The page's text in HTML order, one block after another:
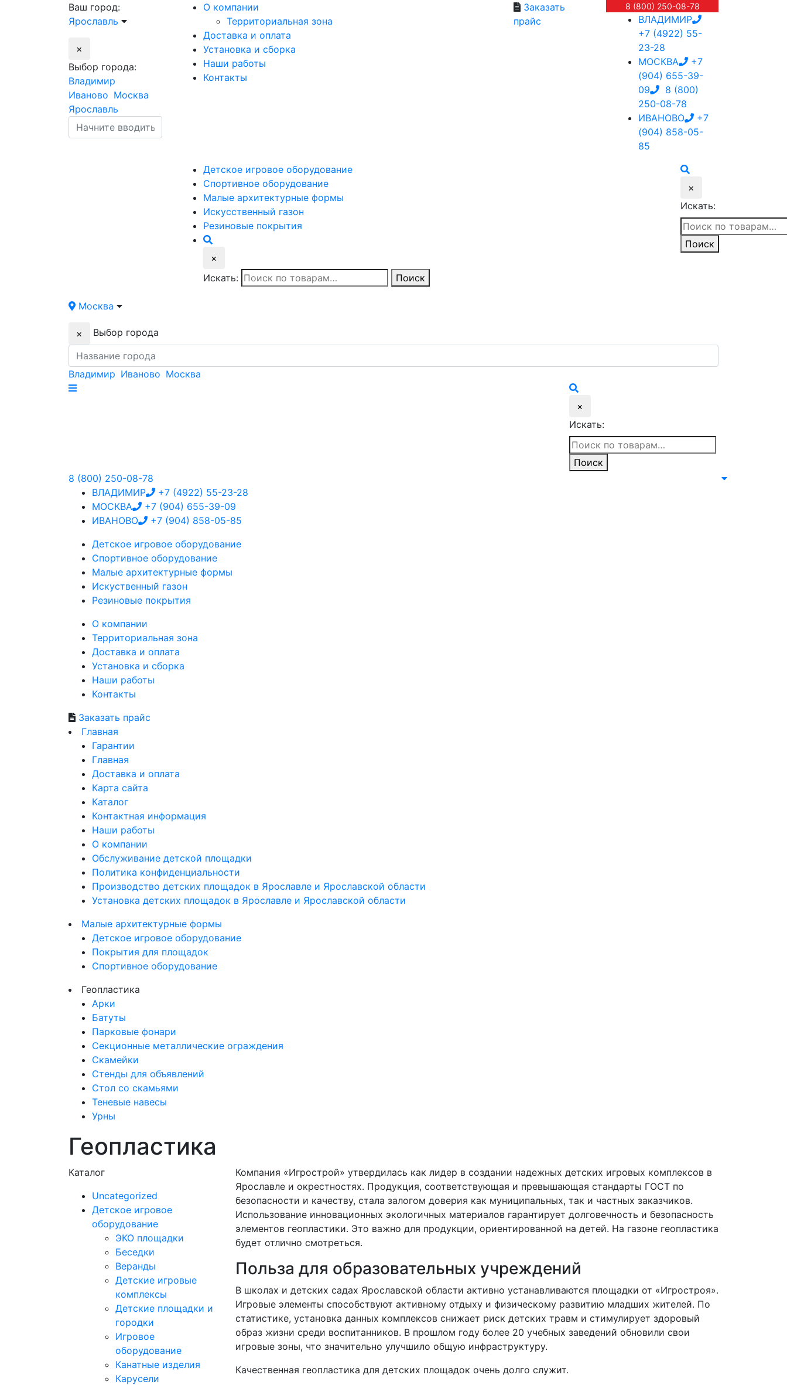
Ваш город:
Ярославль
×
Выбор города:
Владимир
Иваново Москва
Ярославль
О компании
Территориальная зона
Доставка и оплата
Установка и сборка
Наши работы
Контакты
Заказать
прайс
8 (800) 250-08-78
ВЛАДИМИР
+7 (4922) 55-
23-28
МОСКВА
+7
(904) 655-39-
09
8 (800)
250-08-78
ИВАНОВО
+7
(904) 858-05-
85
Детское игровое оборудование
Спортивное оборудование
Малые архитектурные формы
Искусственный газон
Резиновые покрытия
×
Искать:
Поиск
×
Искать:
Поиск
Москва
× Выбор города
Владимир Иваново Москва
×
Искать:
Поиск
8 (800) 250-08-78
ВЛАДИМИР
+7 (4922) 55-23-28
МОСКВА
+7 (904) 655-39-09
ИВАНОВО
+7 (904) 858-05-85
Детское игровое оборудование
Спортивное оборудование
Малые архитектурные формы
Искуственный газон
Резиновые покрытия
О компании
Территориальная зона
Доставка и оплата
Установка и сборка
Наши работы
Контакты
Заказать прайс
Главная
Гарантии
Главная
Доставка и оплата
Карта сайта
Каталог
Контактная информация
Наши работы
О компании
Обслуживание детской площадки
Политика конфиденциальности
Производство детских площадок в Ярославле и Ярославской области
Установка детских площадок в Ярославле и Ярославской области
Малые архитектурные формы
Детское игровое оборудование
Покрытия для площадок
Спортивное оборудование
Геопластика
Арки
Батуты
Парковые фонари
Секционные металлические ограждения
Скамейки
Стенды для объявлений
Стол со скамьями
Теневые навесы
Урны
Геопластика
Каталог
Uncategorized
Детское игровое
оборудование
ЭКО площадки
Беседки
Веранды
Детские игровые
комплексы
Детские площадки и
городки
Игровое
оборудование
Канатные изделия
Карусели
Компания «Игрострой» утвердилась как лидер в создании надежных детских игровых комплексов в
Ярославле и окрестностях. Продукция, соответствующая и превышающая стандарты ГОСТ по
безопасности и качеству, стала залогом доверия как муниципальных, так и частных заказчиков.
Использование инновационных экологичных материалов гарантирует долговечность и безопасность
элементов геопластики. Это важно для продукции, ориентированной на детей. На газоне геопластика
будет отлично смотреться.
Польза для образовательных учреждений
В школах и детских садах Ярославской области активно устанавливаются площадки от «Игростроя».
Игровые элементы способствуют активному отдыху и физическому развитию младших жителей. По
статистике, установка данных комплексов снижает риск детских травм и стимулирует здоровый
образ жизни среди воспитанников. В прошлом году более 20 учебных заведений обновили свои
игровые зоны, что значительно улучшило общую инфраструктуру.
Качественная геопластика для детских площадок очень долго служит.